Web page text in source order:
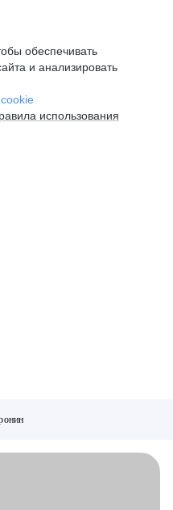
обеспечивать
и анализировать
использования